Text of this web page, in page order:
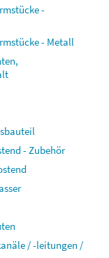
-
- Metall
- Zubehör
/ -leitungen /